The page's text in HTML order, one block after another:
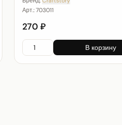
Арт.:703011
270 ₽
В корзину